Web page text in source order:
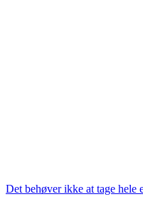
Det behøver ikke at tage hele